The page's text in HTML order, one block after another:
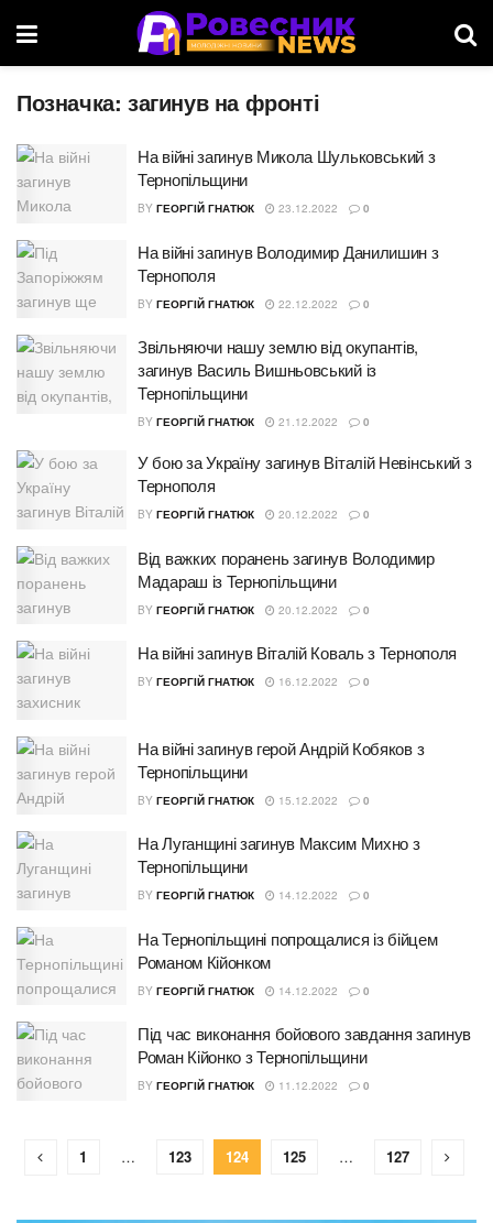
Позначка: загинув на фронті
На війні загинув Микола Шульковський з
Тернопільщини
BY ГЕОРГІЙ ГНАТЮК 23.12.2022 0
На війні загинув Володимир Данилишин з
Тернополя
BY ГЕОРГІЙ ГНАТЮК 22.12.2022 0
Звільняючи нашу землю від окупантів,
загинув Василь Вишньовський із
Тернопільщини
BY ГЕОРГІЙ ГНАТЮК 21.12.2022 0
У бою за Україну загинув Віталій Невінський з
Тернополя
BY ГЕОРГІЙ ГНАТЮК 20.12.2022 0
Від важких поранень загинув Володимир
Мадараш із Тернопільщини
BY ГЕОРГІЙ ГНАТЮК 20.12.2022 0
На війні загинув Віталій Коваль з Тернополя
BY ГЕОРГІЙ ГНАТЮК 16.12.2022 0
На війні загинув герой Андрій Кобяков з
Тернопільщини
BY ГЕОРГІЙ ГНАТЮК 15.12.2022 0
На Луганщині загинув Максим Михно з
Тернопільщини
BY ГЕОРГІЙ ГНАТЮК 14.12.2022 0
На Тернопільщині попрощалися із бійцем
Романом Кійонком
BY ГЕОРГІЙ ГНАТЮК 14.12.2022 0
Під час виконання бойового завдання загинув
Роман Кійонко з Тернопільщини
BY ГЕОРГІЙ ГНАТЮК 11.12.2022 0
1 … 123 124 125 … 127